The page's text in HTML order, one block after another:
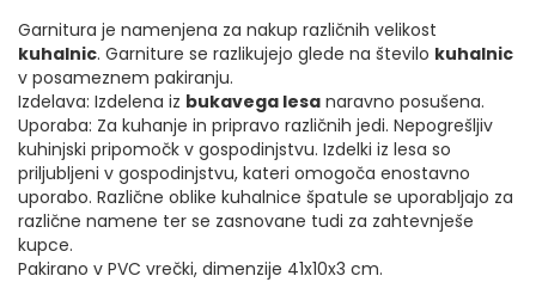
Garnitura je namenjena za nakup različnih velikost
kuhalnic. Garniture se razlikujejo glede na število kuhalnic
v posameznem pakiranju.
Izdelava: Izdelena iz bukavega lesa naravno posušena.
Uporaba: Za kuhanje in pripravo različnih jedi. Nepogrešljiv
kuhinjski pripomočk v gospodinjstvu. Izdelki iz lesa so
priljubljeni v gospodinjstvu, kateri omogoča enostavno
uporabo. Različne oblike kuhalnice špatule se uporabljajo za
različne namene ter se zasnovane tudi za zahtevnješe
kupce.
Pakirano v PVC vrečki, dimenzije 41x10x3 cm.